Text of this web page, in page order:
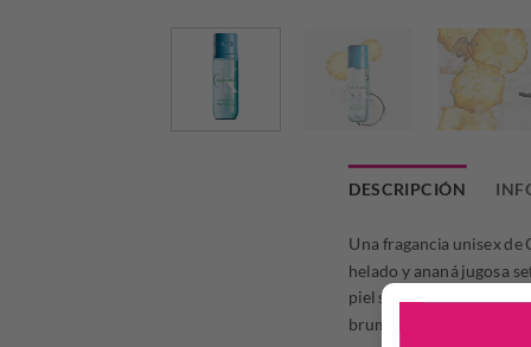
DESCRIPCIÓN
Una fragancia unisex de
helado y ananá jugosa
piel suave e hidratada.
bruma perfumada de la